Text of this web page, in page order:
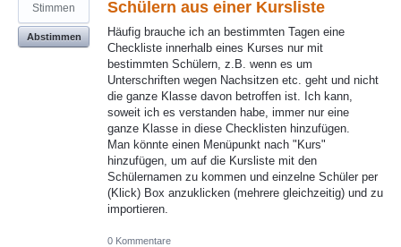
Schülern aus einer Kursliste
Häufig brauche ich an bestimmten Tagen eine
Checkliste innerhalb eines Kurses nur mit
bestimmten Schülern, z.B. wenn es um
Unterschriften wegen Nachsitzen etc. geht und nicht
die ganze Klasse davon betroffen ist. Ich kann,
soweit ich es verstanden habe, immer nur eine
ganze Klasse in diese Checklisten hinzufügen.
Man könnte einen Menüpunkt nach "Kurs"
hinzufügen, um auf die Kursliste mit den
Schülernamen zu kommen und einzelne Schüler per
(Klick) Box anzuklicken (mehrere gleichzeitig) und zu
importieren.
Stimmen
Abstimmen
0 Kommentare